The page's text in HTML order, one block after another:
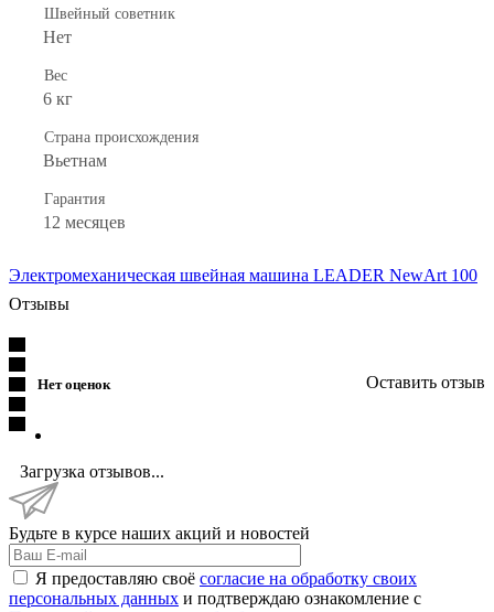
Швейный советник
Нет
Вес
6 кг
Страна происхождения
Вьетнам
Гарантия
12 месяцев
Электромеханическая швейная машина LEADER NewArt 100
Отзывы
Нет оценок Оставить отзыв
Загрузка отзывов...
Будьте в курсе наших акций и новостей
Я предоставляю своё согласие на обработку своих
персональных данных и подтверждаю ознакомление с